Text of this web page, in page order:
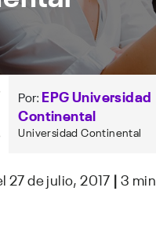
Por: EPG Universidad
Continental
Universidad Continental
27 de julio, 2017 | 3 min